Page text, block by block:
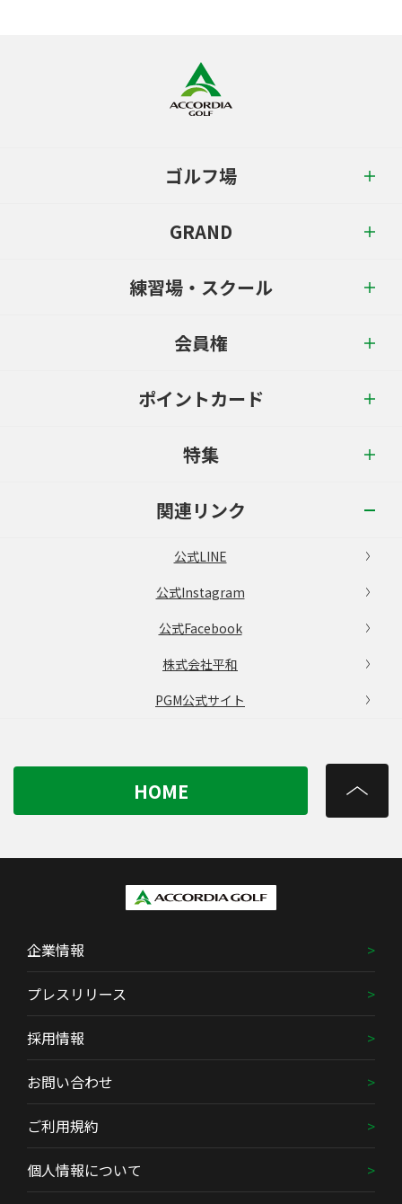
ゴルフ場
GRAND
練習場・スクール
会員権
ポイントカード
特集
関連リンク
公式LINE
公式Instagram
公式Facebook
株式会社平和
PGM公式サイト
HOME
企業情報
プレスリリース
採用情報
お問い合わせ
ご利用規約
個人情報について